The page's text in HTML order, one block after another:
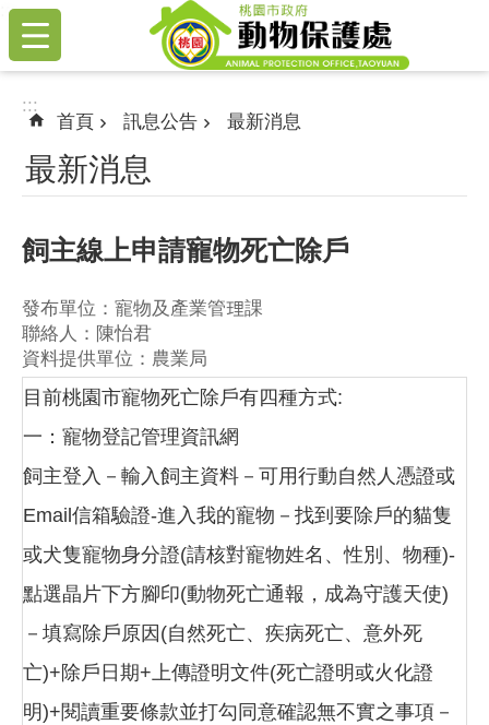
跳到主要內容區塊
:::
:::
首頁 訊息公告 最新消息
最新消息
飼主線上申請寵物死亡除戶
發布單位：寵物及產業管理課
聯絡人：陳怡君
資料提供單位：農業局
目前桃園市寵物死亡除戶有四種方式:
一：寵物登記管理資訊網
飼主登入－輸入飼主資料－可用行動自然人憑證或
Email信箱驗證-進入我的寵物－找到要除戶的貓隻
或犬隻寵物身分證(請核對寵物姓名、性別、物種)-
點選晶片下方腳印(動物死亡通報，成為守護天使)
－填寫除戶原因(自然死亡、疾病死亡、意外死
亡)+除戶日期+上傳證明文件(死亡證明或火化證
明)+閱讀重要條款並打勾同意確認無不實之事項－